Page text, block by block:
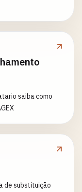
saiba como
de substituição